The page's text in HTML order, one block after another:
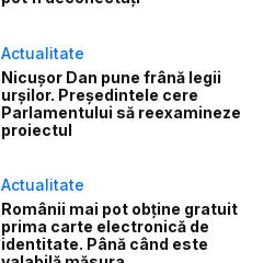
Actualitate
Nicușor Dan pune frână legii
urșilor. Președintele cere
Parlamentului să reexamineze
proiectul
Actualitate
Românii mai pot obține gratuit
prima carte electronică de
identitate. Până când este